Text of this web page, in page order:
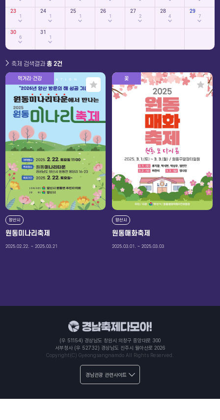
23
1
24
1
25
1
26
1
27
2
28
4
29
7
30
6
31
1
축제 검색결과총 2건
먹거리·건강
양산시
원동미나리축제
2025.02.22. ~ 2025.03.21
꽃
양산시
원동매화축제
2025.03.01. ~ 2025.03.03
(우 51154) 경상남도 창원시 의창구 중앙대로 300
서부청사 (우 52732) 경상남도 진주시 월아산로 2026
Copyright(C) Gyeongsangnamdo All Rights Reserved.